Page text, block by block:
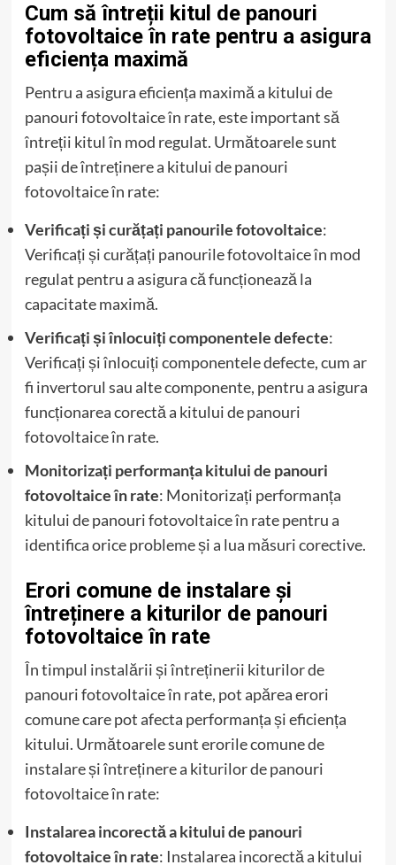
Cum să întreții kitul de panouri
fotovoltaice în rate pentru a asigura
eficiența maximă
Pentru a asigura eficiența maximă a kitului de
panouri fotovoltaice în rate, este important să
întreții kitul în mod regulat. Următoarele sunt
pașii de întreținere a kitului de panouri
fotovoltaice în rate:
Verificați și curățați panourile fotovoltaice:
Verificați și curățați panourile fotovoltaice în mod
regulat pentru a asigura că funcționează la
capacitate maximă.
Verificați și înlocuiți componentele defecte:
Verificați și înlocuiți componentele defecte, cum ar
fi invertorul sau alte componente, pentru a asigura
funcționarea corectă a kitului de panouri
fotovoltaice în rate.
Monitorizați performanța kitului de panouri
fotovoltaice în rate: Monitorizați performanța
kitului de panouri fotovoltaice în rate pentru a
identifica orice probleme și a lua măsuri corective.
Erori comune de instalare și
întreținere a kiturilor de panouri
fotovoltaice în rate
În timpul instalării și întreținerii kiturilor de
panouri fotovoltaice în rate, pot apărea erori
comune care pot afecta performanța și eficiența
kitului. Următoarele sunt erorile comune de
instalare și întreținere a kiturilor de panouri
fotovoltaice în rate:
Instalarea incorectă a kitului de panouri
fotovoltaice în rate: Instalarea incorectă a kitului